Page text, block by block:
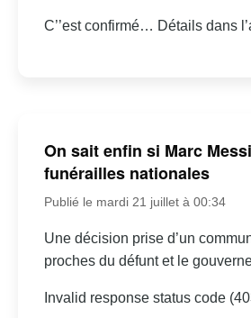
C’’est confirmé… Détails dans
On sait enfin si Marc
funérailles nationales
Publié le mardi 21 juillet à 00:34
Une décision prise d’un
proches du défunt et le
Invalid response status code